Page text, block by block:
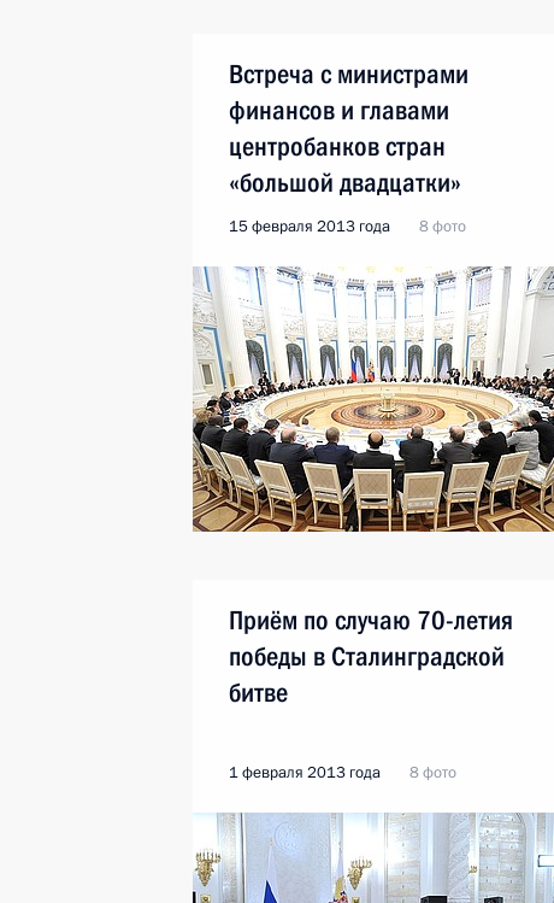
Встреча с министрами
финансов и главами
центробанков стран
«большой двадцатки»
15 февраля 2013 года 8 фото
Приём по случаю 70-летия
победы в Сталинградской
битве
1 февраля 2013 года 8 фото